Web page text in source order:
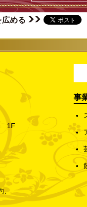
広める
1F
、
事